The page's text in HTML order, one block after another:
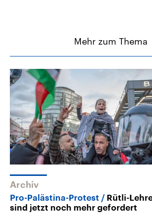
Mehr zum Thema
Archiv
Pro-Palästina-Protest
Rütli-
sind jetzt noch mehr gefordert